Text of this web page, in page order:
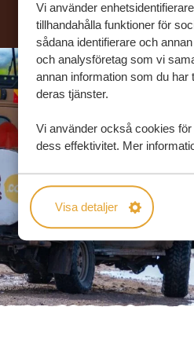
Vi använder
tillhandahålla funktioner för
sådana identifierare och
och analysföretag som vi
annan information som du har
deras tjänster.
Vi använder också cookies
dess effektivitet. Mer
Visa detaljer